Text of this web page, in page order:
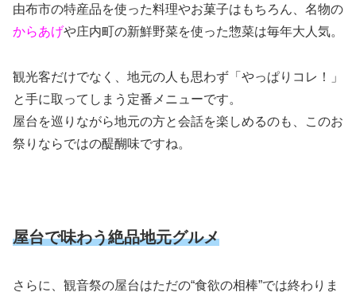
由布市の特産品を使った料理やお菓子はもちろん、名物の
からあげや庄内町の新鮮野菜を使った惣菜は毎年大人気。
観光客だけでなく、地元の人も思わず「やっぱりコレ！」
と手に取ってしまう定番メニューです。
屋台を巡りながら地元の方と会話を楽しめるのも、このお
祭りならではの醍醐味ですね。
屋台で味わう絶品地元グルメ
さらに、観音祭の屋台はただの“食欲の相棒”では終わりま